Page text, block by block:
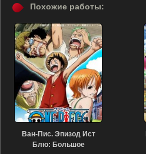
Похожие работы:
Ван-Пис. Эпизод Ист
Блю: Большое